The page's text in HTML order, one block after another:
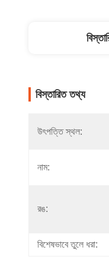
বিস্তারিত তথ্য
উৎপত্তি স্থল:
নাম:
রঙ:
বিশেষভাবে তুলে ধরা: